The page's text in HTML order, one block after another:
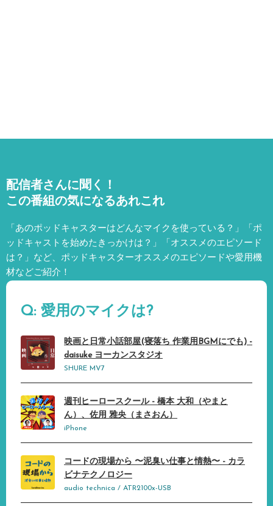
配信者さんに聞く！
この番組の気になるあれこれ
「あのポッドキャスターはどんなマイクを使っている？」「ポ
ッドキャストを始めたきっかけは？」「オススメのエピソード
は？」など、 ポッドキャスターオススメのエピソードや愛用機
材などご紹介！
Q: 愛用のマイクは?
映画と日常小話部屋(寝落ち 作業用BGMにでも) -
daisuke ヨーカンスタジオ
SHURE MV7
週刊ヒーロースクール - 橋本 大和（やまと
ん）、佐用 雅央（まさおん）
iPhone
コードの現場から 〜泥臭い仕事と情熱〜 - カラ
ビナテクノロジー
audio technica / ATR2100x-USB